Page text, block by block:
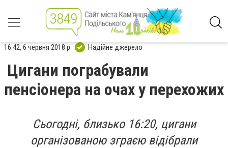
16:42, 6 червня 2018 р. Надійне джерело
Цигани пограбували
пенсіонера на очах у перехожих
Сьогодні, близько 16:20, цигани
організованою зграєю відібрали